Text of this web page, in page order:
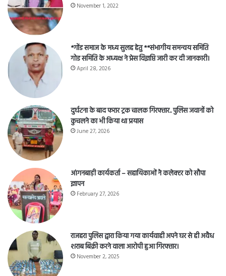
November 1, 2022
*गोंड समाज के मध्य सुलह हेतु **संभागीय समन्वय समिति
गोड समिति के अध्यक्ष ने प्रेस विज्ञप्ति जारी कर दी जानकारी।
April 28, 2026
दुर्घटना के बाद फरार ट्रक चालक गिरफ्तार.. पुलिस जवानों को
कुचलने का भी किया था प्रयास
June 27, 2026
आंगनबाड़ी कार्यकर्ता – सहायिकाओं नेे कलेक्टर को सौपा
ज्ञापन
February 27, 2026
राजहरा पुलिस द्वारा किया गया कार्यवाही अपने घर से ही अवैध
शराब बिक्री करने वाला आरोपी हुआ गिरफ्तार।
November 2, 2025